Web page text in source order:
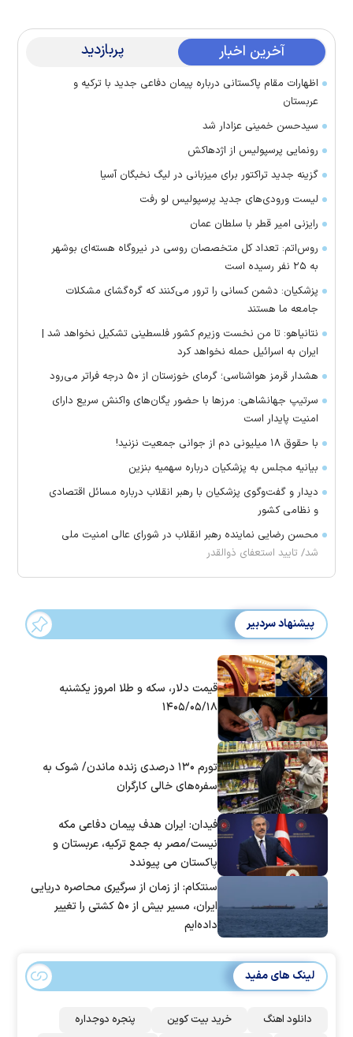
آخرین اخبار پربازدید
اظهارات مقام پاکستانی درباره پیمان دفاعی جدید با ترکیه و
عربستان
سیدحسن خمینی عزادار شد
رونمایی پرسپولیس از اژدهاکش
گزینه جدید تراکتور برای میزبانی در لیگ نخبگان آسیا
لیست ورودی‌های جدید پرسپولیس لو رفت
رایزنی امیر قطر با سلطان عمان
روس‌اتم: تعداد کل متخصصان روسی در نیروگاه هسته‌ای بوشهر
به ۲۵ نفر رسیده است
پزشکیان: دشمن کسانی را ترور می‌کنند که گره‌گشای مشکلات
جامعه ما هستند
نتانیاهو: تا من نخست وزیرم کشور فلسطینی تشکیل نخواهد شد |
ایران به اسرائیل حمله نخواهد کرد
هشدار قرمز هواشناسی؛ گرمای خوزستان از ۵۰ درجه فراتر می‌رود
سرتیپ جهانشاهی: مرز‌ها با حضور یگان‌های واکنش سریع دارای
امنیت پایدار است
با حقوق ۱۸ میلیونی دم از جوانی جمعیت نزنید!
بیانیه مجلس به پزشکیان درباره سهمیه بنزین
دیدار و گفت‌وگوی پزشکیان با رهبر انقلاب درباره مسائل اقتصادی
و نظامی کشور
محسن رضایی نماینده رهبر انقلاب در شورای عالی امنیت ملی
شد/ تایید استعفای ذوالقدر
پیشنهاد سردبیر
قیمت دلار، سکه و طلا امروز یکشنبه
۱۴۰۵/۰۵/۱۸
تورم ۱۳۰ درصدی زنده ماندن/ شوک به
سفره‌های خالی کارگران
فیدان: ایران هدف پیمان دفاعی مکه
نیست/مصر به جمع ترکیه، عربستان و
پاکستان می پیوندد
سنتکام: از زمان از سرگیری محاصره دریایی
ایران، مسیر بیش از ۵۰ کشتی را تغییر
داده‌ایم
لینک های مفید
دانلود اهنگ خرید بیت کوین پنجره دوجداره